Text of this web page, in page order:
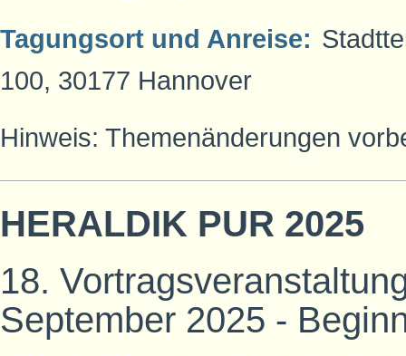
Tagungsort und Anreise:
100, 30177 Hannover
Hinweis: Themenänderungen
HERALDIK PUR 2025
18.
September 2025 -